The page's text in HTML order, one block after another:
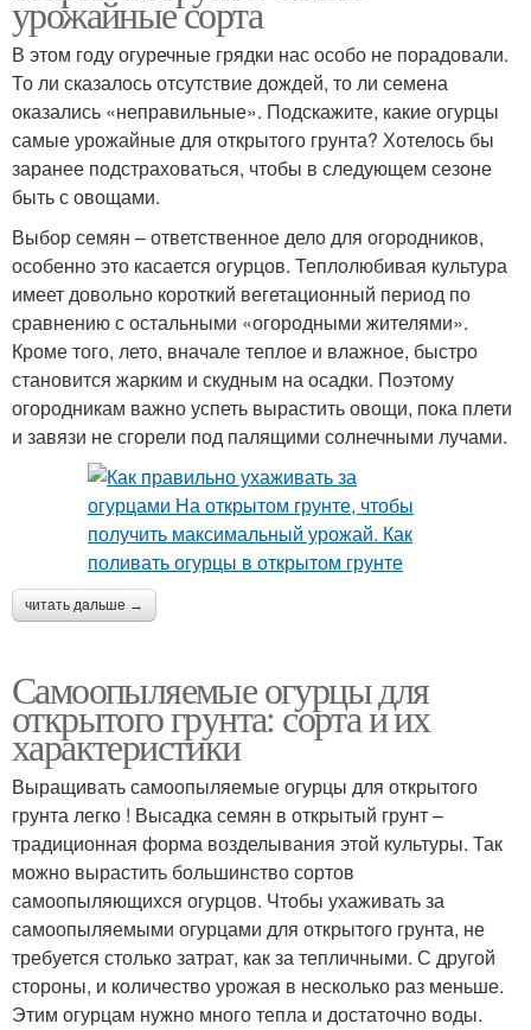
урожайные сорта
В этом году огуречные грядки нас особо не порадовали.
То ли сказалось отсутствие дождей, то ли семена
оказались «неправильные». Подскажите, какие огурцы
самые урожайные для открытого грунта? Хотелось бы
заранее подстраховаться, чтобы в следующем сезоне
быть с овощами.
Выбор семян – ответственное дело для огородников,
особенно это касается огурцов. Теплолюбивая культура
имеет довольно короткий вегетационный период по
сравнению с остальными «огородными жителями».
Кроме того, лето, вначале теплое и влажное, быстро
становится жарким и скудным на осадки. Поэтому
огородникам важно успеть вырастить овощи, пока плети
и завязи не сгорели под палящими солнечными лучами.
читать дальше →
Самоопыляемые огурцы для
открытого грунта: сорта и их
характеристики
Выращивать самоопыляемые огурцы для открытого
грунта легко ! Высадка семян в открытый грунт –
традиционная форма возделывания этой культуры. Так
можно вырастить большинство сортов
самоопыляющихся огурцов. Чтобы ухаживать за
самоопыляемыми огурцами для открытого грунта, не
требуется столько затрат, как за тепличными. С другой
стороны, и количество урожая в несколько раз меньше.
Этим огурцам нужно много тепла и достаточно воды.